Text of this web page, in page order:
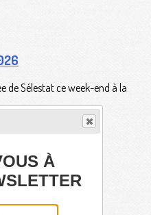
de Sélestat ce week-end à la
À